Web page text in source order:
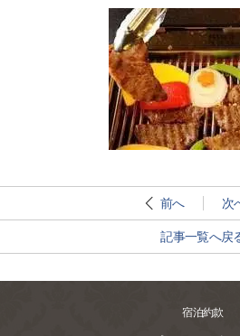
前へ 次
記事一覧へ戻
宿泊約款